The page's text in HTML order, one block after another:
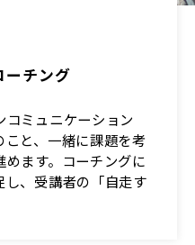
ーチング
コミュニケーション
と、一緒に課題を考
ます。コーチングに
し、受講者の「自走す